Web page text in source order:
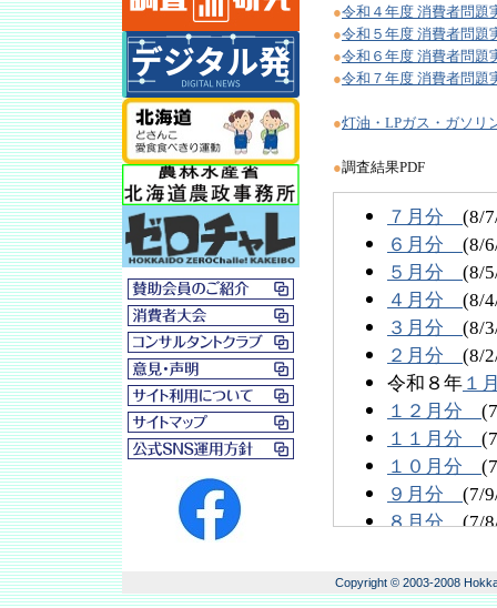
●令和４年度 消費者問題
●令和５年度 消費者問題
●令和６年度 消費者問題
●令和７年度 消費者問題
●灯油・LPガス・ガソリ
●調査結果PDF
Copyright © 2003-2008